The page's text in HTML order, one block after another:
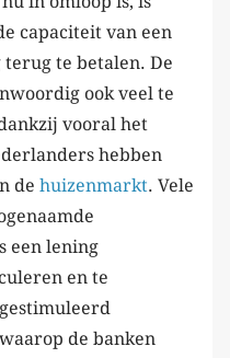
capaciteit van een
te betalen. De
ook veel te
vooral het
hebben
de huizenmarkt. Vele
een lening
en te
de banken